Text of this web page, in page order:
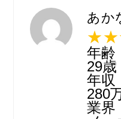
リットとしては、
ことができる点で
くれば、チャット
接日当日になると
る通知がきて、後
のボタンを押せば
手軽さがここの魅
あか
年齢
29歳
年収
280
業界